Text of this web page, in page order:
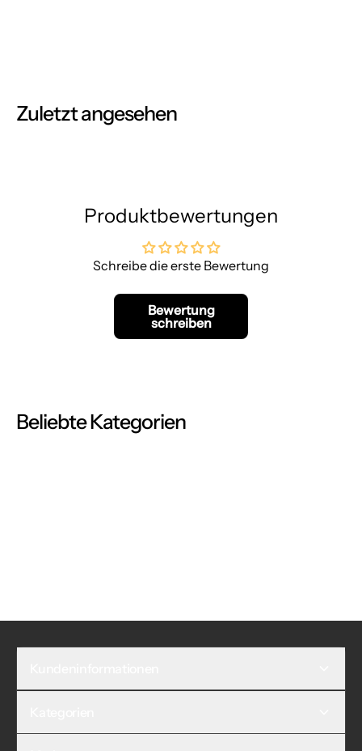
Zuletzt angesehen
Produktbewertungen
Schreibe die erste Bewertung
Bewertung
schreiben
Beliebte Kategorien